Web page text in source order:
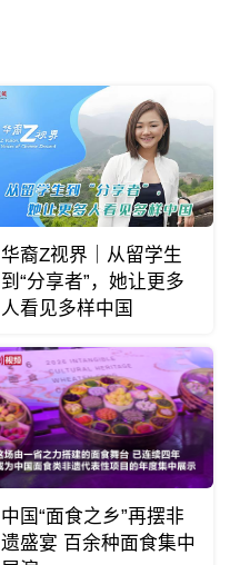
华裔Z视界｜从留学生
到“分享者”，她让更多
人看见多样中国
中国“面食之乡”再摆非
遗盛宴 百余种面食集中